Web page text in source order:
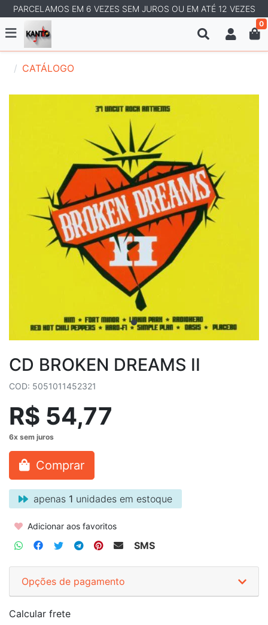
PARCELAMOS EM 6 VEZES SEM JUROS OU EM ATÉ 12 VEZES
0
CATÁLOGO
CD BROKEN DREAMS II
COD: 5051011452321
R$ 54,77
Comprar
apenas 1 unidades em estoque
Adicionar aos favoritos
SMS
Opções de pagamento
Calcular frete